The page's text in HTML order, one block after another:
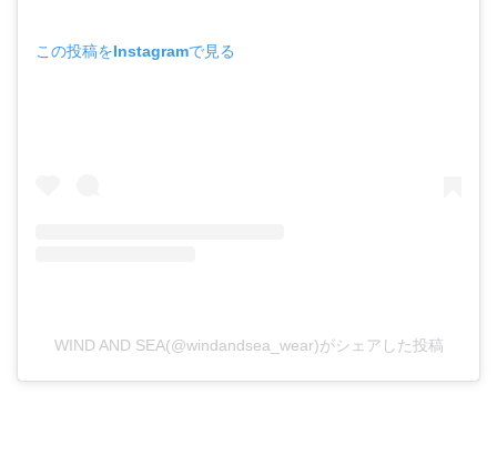
この投稿をInstagramで見る
WIND AND SEA(@windandsea_wear)がシェアした投稿